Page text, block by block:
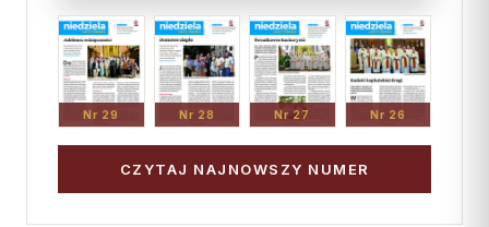
Nr 29 Nr 28 Nr 27 Nr 26
CZYTAJ NAJNOWSZY NUMER